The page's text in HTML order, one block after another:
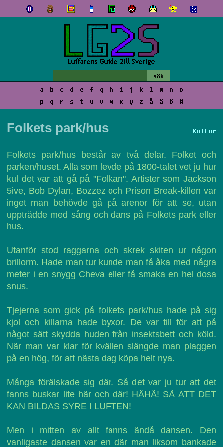
a b c d e f g h i j k l m n
o
p
q r s t u v w x y z å ä ö #
Kultur
Folkets park/hus
Folkets park/hus består av två delar. Folket och
parken/huset. Alla som levde på 1800-talet vet ju hur
kul det var att gå på "Folkan". Artister som Jackson
5ive, Bob Dylan, Bozzez och Prison Break-killen var
inget man behövde gå på arenor för att se, utan
uppträdde med sång och dans på Folkets park eller
hus.
Utanför stod raggarna och skrek skiten ur någon
brillorm. Hade man tur kunde man få åka med några
meter i en snygg Cheva eller få smaka en hel dosa
snus.
Tjejerna som gick på folkets park/hus hade på sig
kjol och killarna hade byxor. De var till för att på
något sätt skydda huden från insektsbett och köld.
När man var klar för kvällen slängde man plaggen
på en hög, för att nästa dag köpa helt nya.
Många förälskade sig där. Så det var ju tur att det
fanns buskar lite här och där! HÄHÄ! SÅ ATT DET
KAN BILDAS SYRE I LUFTEN!
Men i mitten av allt fanns ändå dansen. Den
vanligaste dansen var en där man liksom bankade